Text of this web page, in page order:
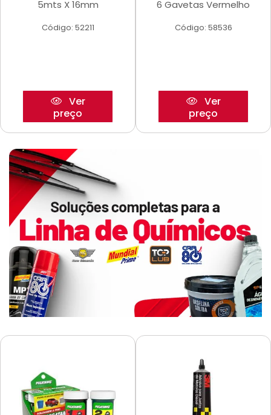
5mts X 16mm
Código: 52211
Ver
preço
6 Gavetas Vermelho
Código: 58536
Ver
preço